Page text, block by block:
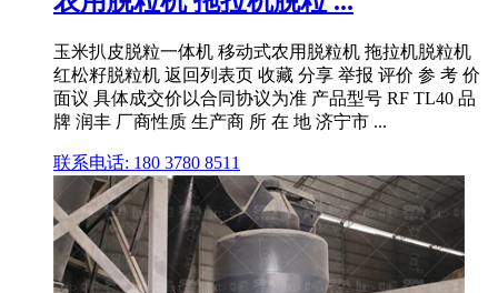
玉米扒皮脱粒一体机 移动式农用脱粒机 拖拉机脱粒机
红松籽脱粒机 返回列表页 收藏 分享 举报 评价 参 考 价
面议 具体成交价以合同协议为准 产品型号 RF TL40 品
牌 润丰 厂商性质 生产商 所 在 地 济宁市 ...
联系电话: 180 3780 8511